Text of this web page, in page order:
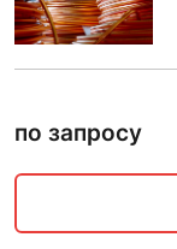
по запросу